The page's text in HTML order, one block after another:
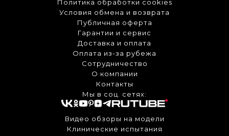
Политика обработки cookies
Условия обмена и возврата
Публичная оферта
Гарантии и сервис
Доставка и оплата
Оплата из-за рубежа
Сотрудничество
О компании
Контакты
Мы в соц. сетях:
Видео обзоры на модели
Клинические испытания